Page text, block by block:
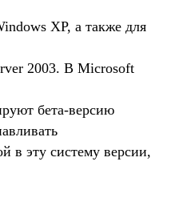
XP, а также для
2003. В Microsoft
бета-версию
в эту систему версии,